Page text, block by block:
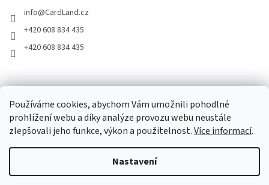
Používáme cookies, abychom Vám umožnili pohodlné
prohlížení webu a díky analýze provozu webu neustále
zlepšovali jeho funkce, výkon a použitelnost.Více informací.
Nastavení
info@CardLand.cz
+420 608 834 435
+420 608 834 435